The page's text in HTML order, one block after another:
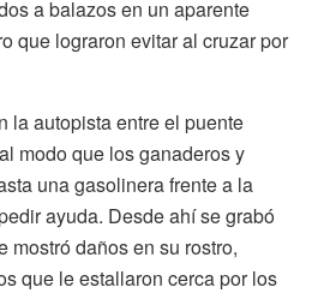
a balazos en un aparente
que lograron evitar al cruzar por
la autopista entre el puente
modo que los ganaderos y
una gasolinera frente a la
ayuda. Desde ahí se grabó
mostró daños en su rostro,
que le estallaron cerca por los